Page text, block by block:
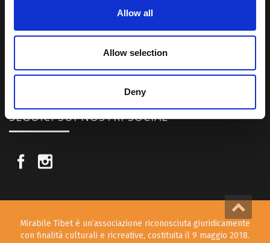
Allow all
Allow selection
Deny
Attraverso i nostri contributi cercheremo agevolare la conoscenza
vicina la possibilità per chiunque voglia – almeno una volta nella vita
– visitare il “Tetto del Mondo”.
SEGUICI SUI NOSTRI SOCIAL
Mirabile Tibet è un’associazione riconosciuta giuridicamente
con finalità culturali e ricreative, costituita il 9 maggio 2018.